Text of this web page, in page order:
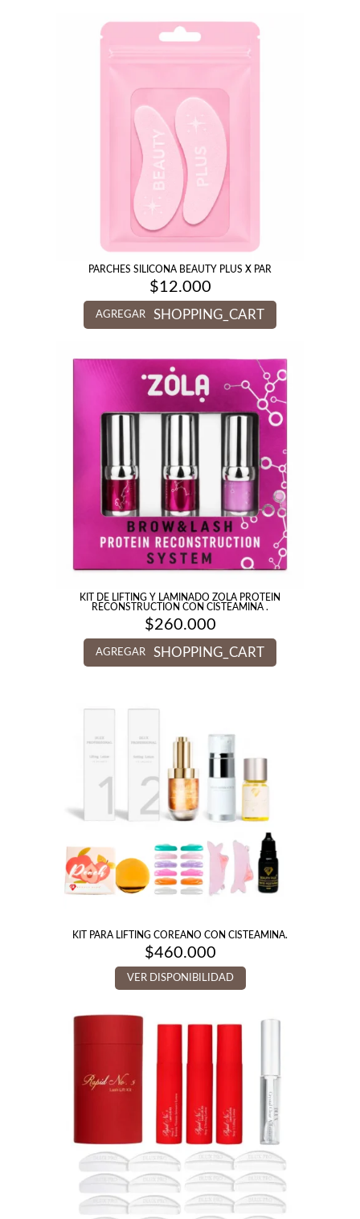
PARCHES SILICONA BEAUTY PLUS X PAR
$12.000
AGREGAR SHOPPING_CART
KIT DE LIFTING Y LAMINADO ZOLA PROTEIN
RECONSTRUCTION CON CISTEAMINA .
$260.000
AGREGAR SHOPPING_CART
KIT PARA LIFTING COREANO CON CISTEAMINA.
$460.000
VER DISPONIBILIDAD